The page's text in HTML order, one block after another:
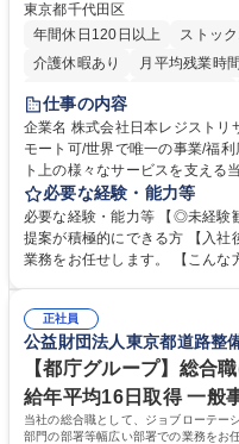
東京都千代田区
年間休日120日以上
ストッ
介護休暇あり
月平均残業時
住宅手当あり
完全週休2日制
交通費支給
仕事の内容
企業名 株式会社日本レジストリサービス 求人名 【総務】
モート可/世界で唯一の事業/福利厚生◎/再雇用有
ト上の様々なサービスを支える
討、イベント運営などの幅広い
や成長に貢献している部署です。 会社の全メンバーが安心して長く成
発揮できる環境を整えるために
新たな施策検討を積極的に行っ
幅広い業務の体得が可能で、多
募集職種 【総務】未経験歓迎◎/
再雇用有
必要な経験・能力等
必要な経験・能力等 【◎未経験
提案が積極的にできる方 【入社
業務をお任せします。 【こんな方が活躍できる職種です】 ・仕組化が好
対処できる・新しいことに興味
取得や通信教育など費用の80%
賃の50%（月額7万円まで）を補助 学歴・資格 学歴：大学院 大
力： 資格：
正社員
公益財団法人東京都道路整
【都庁グループ】総合
給年平均16日取得 一般
当社の総合職として、ジョブローテー
部門の部署等幅広い部署での業務をお